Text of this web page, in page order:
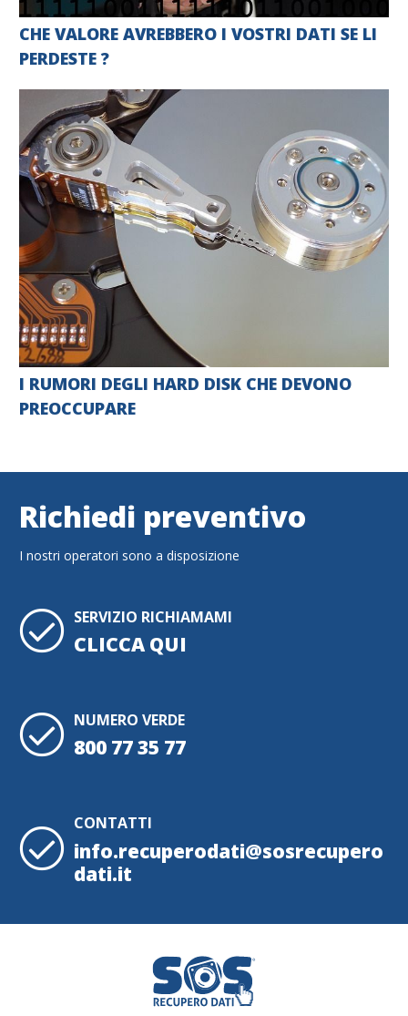
CHE VALORE AVREBBERO I VOSTRI DATI SE LI
PERDESTE ?
I RUMORI DEGLI HARD DISK CHE DEVONO
PREOCCUPARE
Richiedi preventivo
I nostri operatori sono a disposizione
SERVIZIO RICHIAMAMI
CLICCA QUI
NUMERO VERDE
800 77 35 77
CONTATTI
info.recuperodati@sosrecupero
dati.it